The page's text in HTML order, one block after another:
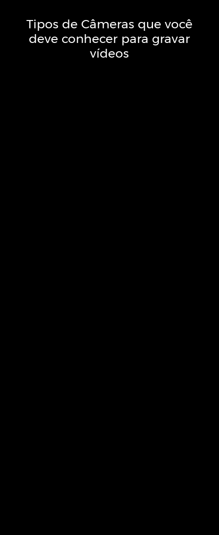
Tipos de Câmeras que você
deve conhecer para gravar
vídeos